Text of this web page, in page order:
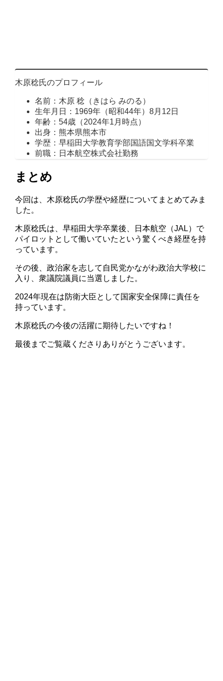
木原稔氏のプロフィール
名前：木原 稔（きはら みのる）
生年月日：1969年（昭和44年）8月12日
年齢：54歳（2024年1月時点）
出身：熊本県熊本市
学歴：早稲田大学教育学部国語国文学科卒業
前職：日本航空株式会社勤務
まとめ
今回は、木原稔氏の学歴や経歴についてまとめてみま
した。
木原稔氏は、早稲田大学卒業後、日本航空（JAL）で
パイロットとして働いていたという驚くべき経歴を持
っています。
その後、政治家を志して自民党かながわ政治大学校に
入り、衆議院議員に当選しました。
2024年現在は防衛大臣として国家安全保障に責任を
持っています。
木原稔氏の今後の活躍に期待したいですね！
最後までご覧蔵くださりありがとうございます。